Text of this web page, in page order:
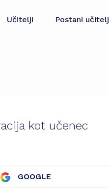
Učitelji Postani učitelj
kot učenec
GOOGLE